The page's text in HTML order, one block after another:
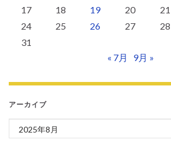
17
18 19 20 21
24
25 26 27 28
31
« 7月
9月 »
アーカイブ
アーカイブ